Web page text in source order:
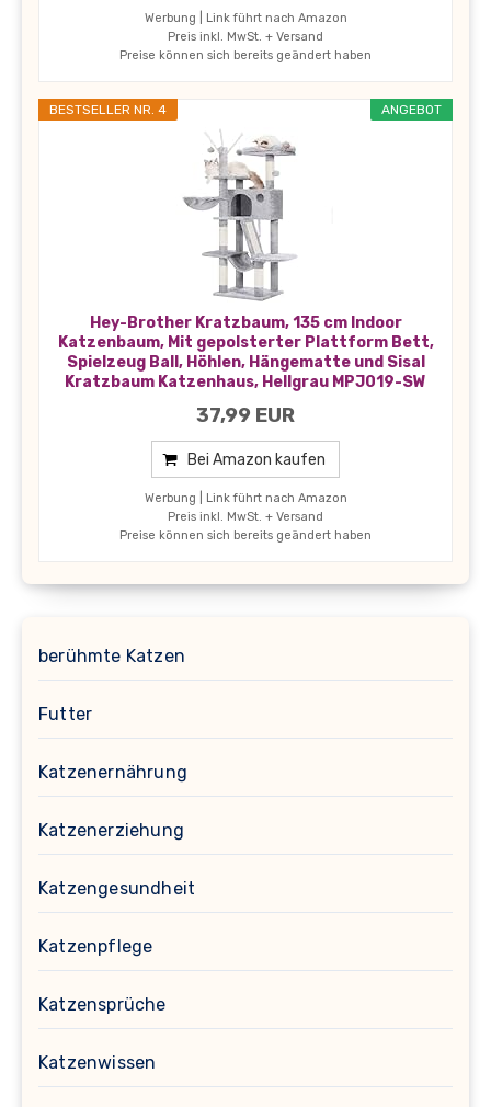
Werbung | Link führt nach Amazon
Preis inkl. MwSt. + Versand
Preise können sich bereits geändert haben
ANGEBOT
BESTSELLER NR. 4
Hey-Brother Kratzbaum, 135 cm Indoor
Katzenbaum, Mit gepolsterter Plattform Bett,
Spielzeug Ball, Höhlen, Hängematte und Sisal
Kratzbaum Katzenhaus, Hellgrau MPJ019-SW
37,99 EUR
Bei Amazon kaufen
Werbung | Link führt nach Amazon
Preis inkl. MwSt. + Versand
Preise können sich bereits geändert haben
berühmte Katzen
Futter
Katzenernährung
Katzenerziehung
Katzengesundheit
Katzenpflege
Katzensprüche
Katzenwissen